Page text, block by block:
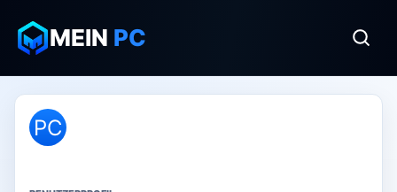
MEIN PC
PC